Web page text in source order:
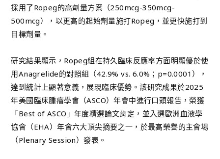
採用了Ropeg的高劑量方案（250mcg-350mcg-
500mcg），以更高的起始劑量施打Ropeg，並更快施打到
目標劑量。
研究結果顯示，Ropeg組在持久臨床反應率方面明顯優於使
用Anagrelide的對照組（42.9% vs. 6.0%；p=0.0001），
達到統計上顯著意義，展現臨床優勢。該研究成果於2025
年美國臨床腫瘤學會（ASCO）年會中進行口頭報告，榮獲
「Best of ASCO」年度精選論文肯定，並入選歐洲血液學
協會（EHA）年會六大頂尖摘要之一，於最高榮譽的主會場
（Plenary Session）發表。